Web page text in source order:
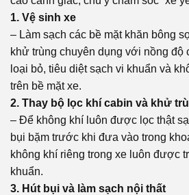
1. Vệ sinh xe
– Làm sạch các bề mặt khăn bông
khử trùng chuyên dụng với nồng độ
loại bỏ, tiêu diệt sạch vi khuẩn và
trên bề mặt xe.
2. Thay bộ lọc khí cabin và khử
– Để không khí luôn được lọc thật
bụi bặm trước khi đưa vào trong
không khí riêng trong xe luôn được
khuẩn.
3. Hút bụi và làm sạch nội thất